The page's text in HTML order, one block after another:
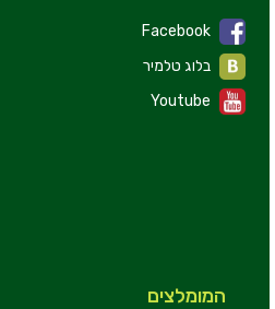
Facebook
Youtube
המומלצים